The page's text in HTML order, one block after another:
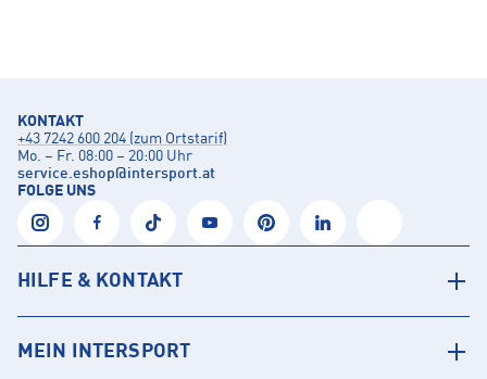
KONTAKT
+43 7242 600 204 (zum Ortstarif)
Mo. – Fr. 08:00 – 20:00 Uhr
service.eshop@intersport.at
FOLGE UNS
HILFE & KONTAKT
MEIN INTERSPORT